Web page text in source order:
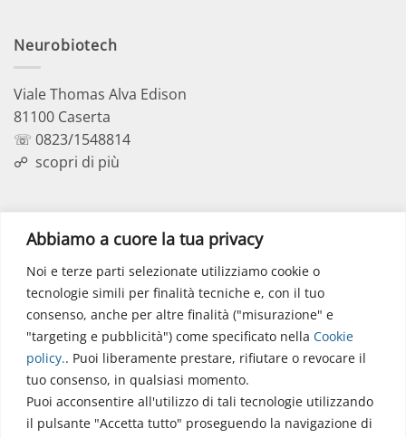
Abbiamo a cuore la tua privacy
Noi e terze parti selezionate utilizziamo cookie o
tecnologie simili per finalità tecniche e, con il tuo
consenso, anche per altre finalità ("misurazione" e
"targeting e pubblicità") come specificato nella Cookie
policy.. Puoi liberamente prestare, rifiutare o revocare il
tuo consenso, in qualsiasi momento.
Puoi acconsentire all'utilizzo di tali tecnologie utilizzando
il pulsante "Accetta tutto" proseguendo la navigazione di
Neurobiotech
Viale Thomas Alva Edison
81100 Caserta
☏ 0823/1548814
☍ scopri di più
Via dell’Elettronica
86077 Pozzilli (IS)
☏ 0865/915407
segreteriapolodidattico@neuromed.it